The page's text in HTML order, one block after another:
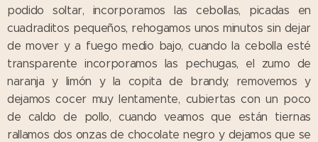
podido soltar, incorporamos las cebollas, picadas en
cuadraditos pequeños, rehogamos unos minutos sin dejar
de mover y a fuego medio bajo, cuando la cebolla esté
transparente incorporamos las pechugas, el zumo de
naranja y limón y la copita de brandy, removemos y
dejamos cocer muy lentamente, cubiertas con un poco
de caldo de pollo, cuando veamos que están tiernas
rallamos dos onzas de chocolate negro y dejamos que se